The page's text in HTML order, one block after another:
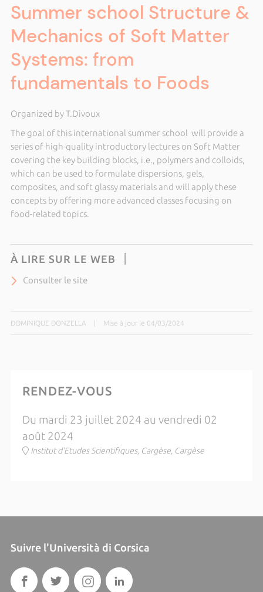
Summer school Structure &
Mechanics of Soft Matter
Systems: from
fundamentals to Foods
Organized by T.Divoux
The goal of this international summer school will provide a
series of high-quality introductory lectures on Soft Matter
covering the key building blocks, i.e., polymers and colloids,
which can be used to formulate dispersions, gels,
composites, and soft glassy materials and will apply these
concepts by offering more advanced classes focusing on
food-related topics.
À LIRE SUR LE WEB
Consulter le site
DOMINIQUE DONZELLA Mise à jour le 04/03/2024
RENDEZ-VOUS
Du mardi 23 juillet 2024 au vendredi 02
août 2024
Institut d'Etudes Scientifiques, Cargèse, Cargèse
Suivre l'Università di Corsica